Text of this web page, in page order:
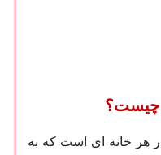
چیست؟
هر خانه ای است که به